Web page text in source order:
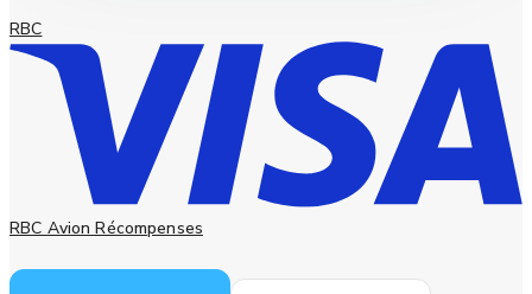
RBC
RBC Avion Récompenses